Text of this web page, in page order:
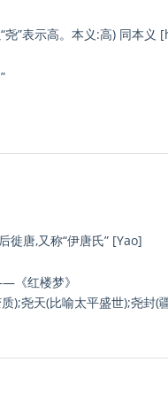
尧”表示高。本义:高) 同本义
徙唐,又称“伊唐氏” [Yao]
《红楼梦》
);尧天(比喻太平盛世);尧封(